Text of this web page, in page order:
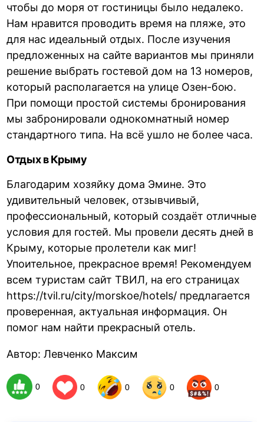
чтобы до моря от гостиницы было недалеко.
Нам нравится проводить время на пляже, это
для нас идеальный отдых. После изучения
предложенных на сайте вариантов мы приняли
решение выбрать гостевой дом на 13 номеров,
который располагается на улице Озен-бою.
При помощи простой системы бронирования
мы забронировали однокомнатный номер
стандартного типа. На всё ушло не более часа.
Отдых в Крыму
Благодарим хозяйку дома Эмине. Это
удивительный человек, отзывчивый,
профессиональный, который создаёт отличные
условия для гостей. Мы провели десять дней в
Крыму, которые пролетели как миг!
Упоительное, прекрасное время! Рекомендуем
всем туристам сайт ТВИЛ, на его страницах
https://tvil.ru/city/morskoe/hotels/ предлагается
проверенная, актуальная информация. Он
помог нам найти прекрасный отель.
Автор: Левченко Максим
0 0 0 0 0